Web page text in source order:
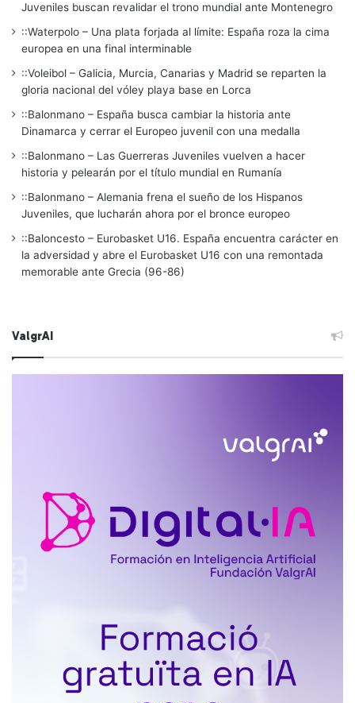
Juveniles buscan revalidar el trono mundial ante Montenegro
::Waterpolo – Una plata forjada al límite: España roza la cima
europea en una final interminable
::Voleibol – Galicia, Murcia, Canarias y Madrid se reparten la
gloria nacional del vóley playa base en Lorca
::Balonmano – España busca cambiar la historia ante
Dinamarca y cerrar el Europeo juvenil con una medalla
::Balonmano – Las Guerreras Juveniles vuelven a hacer
historia y pelearán por el título mundial en Rumanía
::Balonmano – Alemania frena el sueño de los Hispanos
Juveniles, que lucharán ahora por el bronce europeo
::Baloncesto – Eurobasket U16. España encuentra carácter en
la adversidad y abre el Eurobasket U16 con una remontada
memorable ante Grecia (96-86)
ValgrAI